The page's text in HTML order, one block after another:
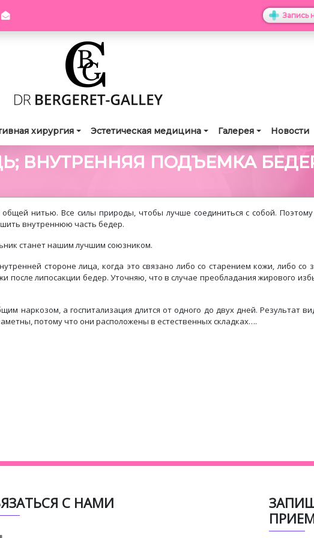
Запись
хирургия Эстетическая медицина Галерея Новости
ВНУТРЕННЯЯ ПОДЪЕМКА
нитью. Все силы природы, чтобы лучше соединиться с собой.
внутреннюю часть бедер.
станет нашим лучшим союзником.
стороне лица, когда это связано либо со старением кожи, либо со
после липосакции бедер. Уточняю, что в случае преобладания жирового
наркозом, а госпитализация длится от одного до двух дней. Результат
потому что они расположены в естественных складках….
С НАМИ